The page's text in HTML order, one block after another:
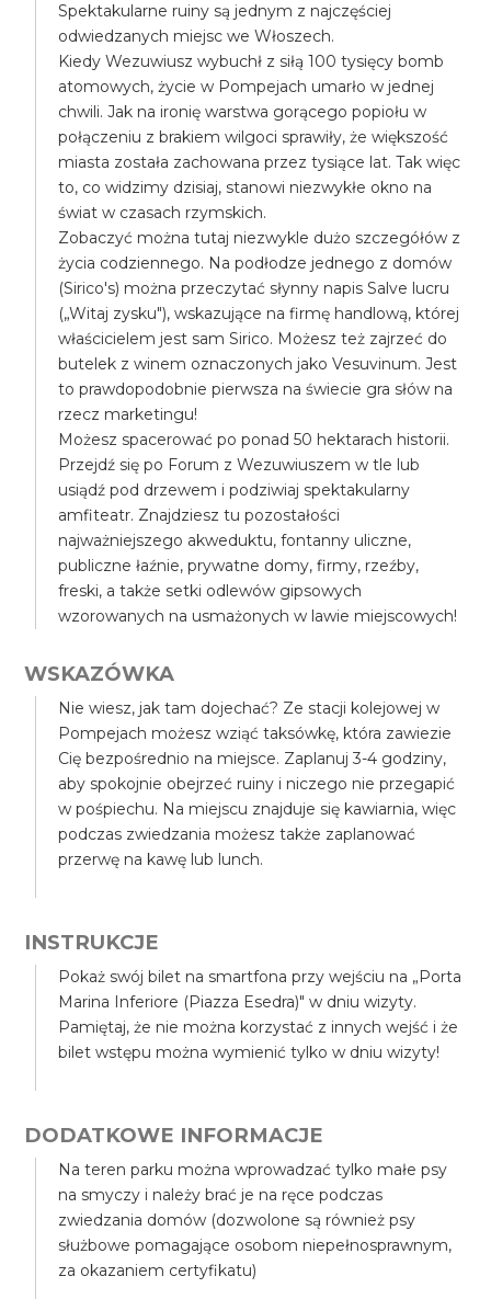
Spektakularne ruiny są jednym z najczęściej
odwiedzanych miejsc we Włoszech.
Kiedy Wezuwiusz wybuchł z siłą 100 tysięcy bomb
atomowych, życie w Pompejach umarło w jednej
chwili. Jak na ironię warstwa gorącego popiołu w
połączeniu z brakiem wilgoci sprawiły, że większość
miasta została zachowana przez tysiące lat. Tak więc
to, co widzimy dzisiaj, stanowi niezwykłe okno na
świat w czasach rzymskich.
Zobaczyć można tutaj niezwykle dużo szczegółów z
życia codziennego. Na podłodze jednego z domów
(Sirico's) można przeczytać słynny napis Salve lucru
(„Witaj zysku"), wskazujące na firmę handlową, której
właścicielem jest sam Sirico. Możesz też zajrzeć do
butelek z winem oznaczonych jako Vesuvinum. Jest
to prawdopodobnie pierwsza na świecie gra słów na
rzecz marketingu!
Możesz spacerować po ponad 50 hektarach historii.
Przejdź się po Forum z Wezuwiuszem w tle lub
usiądź pod drzewem i podziwiaj spektakularny
amfiteatr. Znajdziesz tu pozostałości
najważniejszego akweduktu, fontanny uliczne,
publiczne łaźnie, prywatne domy, firmy, rzeźby,
freski, a także setki odlewów gipsowych
wzorowanych na usmażonych w lawie miejscowych!
WSKAZÓWKA
Nie wiesz, jak tam dojechać? Ze stacji kolejowej w
Pompejach możesz wziąć taksówkę, która zawiezie
Cię bezpośrednio na miejsce. Zaplanuj 3-4 godziny,
aby spokojnie obejrzeć ruiny i niczego nie przegapić
w pośpiechu. Na miejscu znajduje się kawiarnia, więc
podczas zwiedzania możesz także zaplanować
przerwę na kawę lub lunch.
INSTRUKCJE
Pokaż swój bilet na smartfona przy wejściu na „Porta
Marina Inferiore (Piazza Esedra)" w dniu wizyty.
Pamiętaj, że nie można korzystać z innych wejść i że
bilet wstępu można wymienić tylko w dniu wizyty!
DODATKOWE INFORMACJE
Na teren parku można wprowadzać tylko małe psy
na smyczy i należy brać je na ręce podczas
zwiedzania domów (dozwolone są również psy
służbowe pomagające osobom niepełnosprawnym,
za okazaniem certyfikatu)